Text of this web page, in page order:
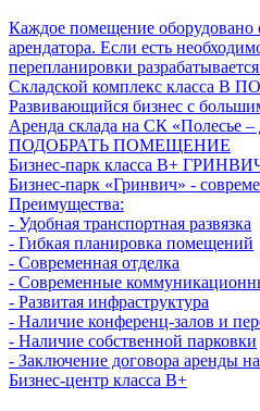
Каждое помещение оборудовано
арендатора. Если есть
перепланировки
Складской комплекс класса B
Развивающийся бизнес с
Аренда склада на СК «Полесье
ПОДОБРАТЬ ПОМЕЩЕНИЕ
Бизнес-парк класса В+
Бизнес-парк «Гринвич» -
Преимущества:
- Удобная транспортная развязка
- Гибкая планировка помещений
- Современная отделка
- Современные
- Развитая инфраструктура
- Наличие конференц-залов и
- Наличие собственной парковки
- Заключение договора аренды на
Бизнес-центр класса B+